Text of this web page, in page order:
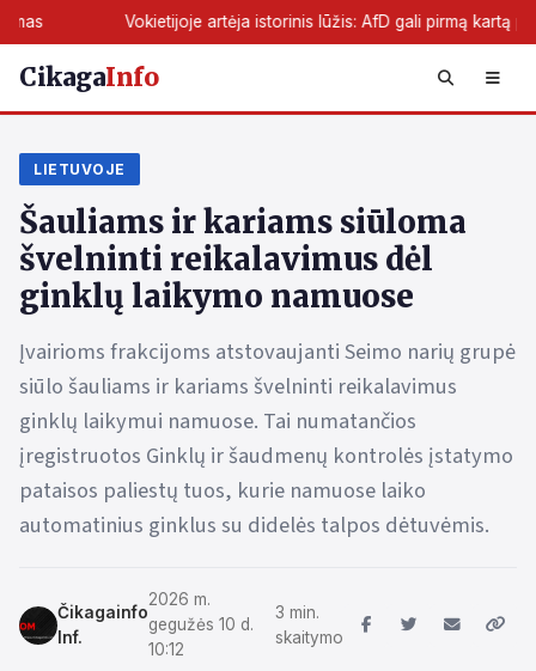
Vokietijoje artėja istorinis lūžis: AfD gali pirmą kartą perimti žemės
CikagaInfo
LIETUVOJE
Šauliams ir kariams siūloma
švelninti reikalavimus dėl
ginklų laikymo namuose
Įvairioms frakcijoms atstovaujanti Seimo narių grupė
siūlo šauliams ir kariams švelninti reikalavimus
ginklų laikymui namuose. Tai numatančios
įregistruotos Ginklų ir šaudmenų kontrolės įstatymo
pataisos paliestų tuos, kurie namuose laiko
automatinius ginklus su didelės talpos dėtuvėmis.
Čikagainfo
Inf.
2026 m.
gegužės 10 d.
10:12
3 min.
skaitymo